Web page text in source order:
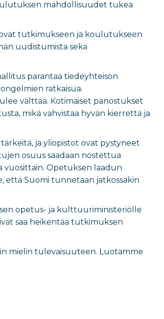
mahdollisuudet tukea
ovat tutkimukseen ja koulutukseen
uudistumista sekä
parantaa tiedeyhteisön
ratkaisua.
välttää. Kotimaiset panostukset
mikä vahvistaa hyvän kierrettä ja
ja yliopistot ovat pystyneet
osuus saadaan nostettua
vuosittain. Opetuksen laadun
että Suomi tunnetaan jatkossakin
opetus- ja kulttuuriministeriölle
saa heikentää tutkimuksen
mielin tulevaisuuteen. Luotamme